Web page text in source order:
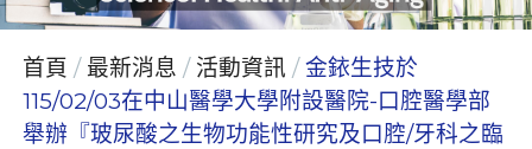
首頁 最新消息 活動資訊
金銥生技於
115/02/03在中山醫學大學附設醫院-口腔醫學部
舉辦『玻尿酸之生物功能性研究及口腔/牙科之臨